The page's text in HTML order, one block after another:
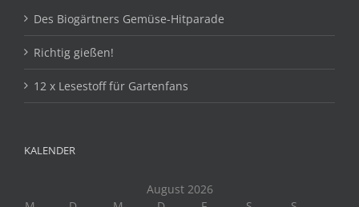
Des Biogärtners Gemüse-Hitparade
Richtig gießen!
12 x Lesestoff für Gartenfans
KALENDER
August 2026